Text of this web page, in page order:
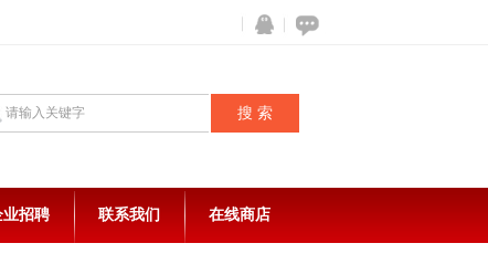
业招聘 联系我们 在线商店